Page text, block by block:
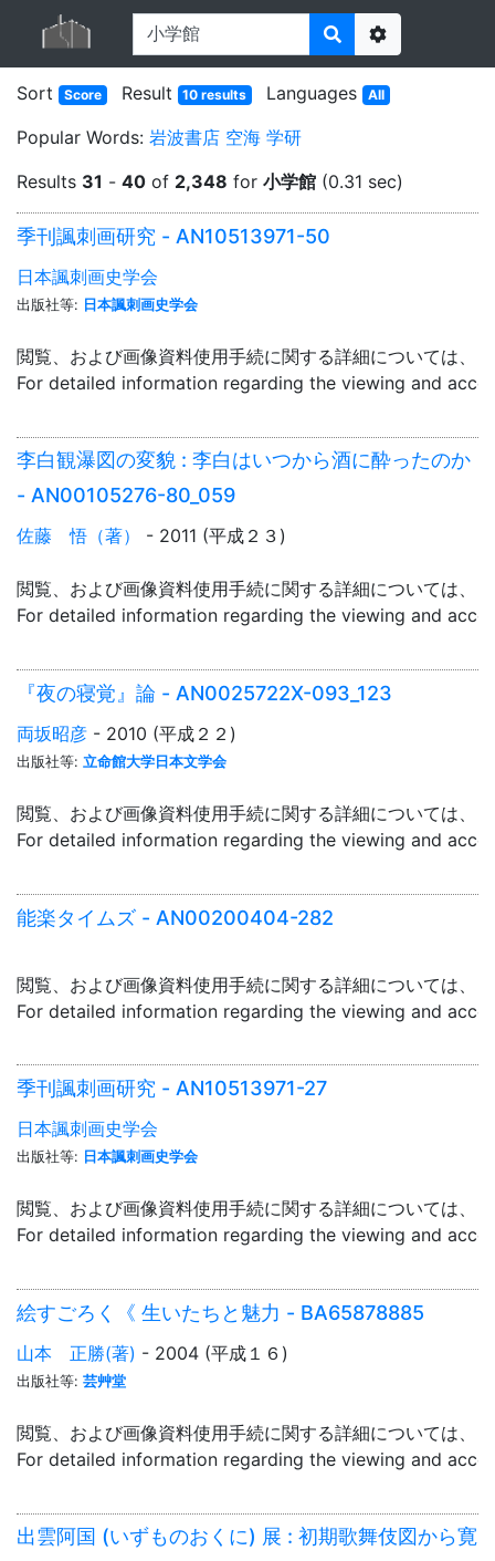
Options
Sort
Score Result 10 results Languages All
Popular Words: 岩波書店 空海 学研
Results 31 - 40 of 2,348 for 小学館 (0.31 sec)
季刊諷刺画研究 - AN10513971-50
日本諷刺画史学会
出版社等: 日本諷刺画史学会
閲覧、および画像資料使用手続に関する詳細については、「
For detailed information regarding the viewing and
李白観瀑図の変貌 : 李白はいつから酒に酔ったのか
- AN00105276-80_059
佐藤 悟（著） - 2011 (平成２３)
閲覧、および画像資料使用手続に関する詳細については、「
For detailed information regarding the viewing and
『夜の寝覚』論 - AN0025722X-093_123
両坂昭彦 - 2010 (平成２２)
出版社等: 立命館大学日本文学会
閲覧、および画像資料使用手続に関する詳細については、「
For detailed information regarding the viewing and
能楽タイムズ - AN00200404-282
閲覧、および画像資料使用手続に関する詳細については、「
For detailed information regarding the viewing and
季刊諷刺画研究 - AN10513971-27
日本諷刺画史学会
出版社等: 日本諷刺画史学会
閲覧、および画像資料使用手続に関する詳細については、「
For detailed information regarding the viewing and
絵すごろく《 生いたちと魅力 - BA65878885
山本 正勝(著) - 2004 (平成１６)
出版社等: 芸艸堂
閲覧、および画像資料使用手続に関する詳細については、「
For detailed information regarding the viewing and
出雲阿国 (いずものおくに) 展 : 初期歌舞伎図から寛